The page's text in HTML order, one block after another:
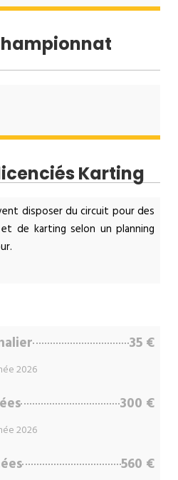
Karting
disposer du circuit pour des
de karting selon un planning
35 €
2026
300 €
2026
560 €